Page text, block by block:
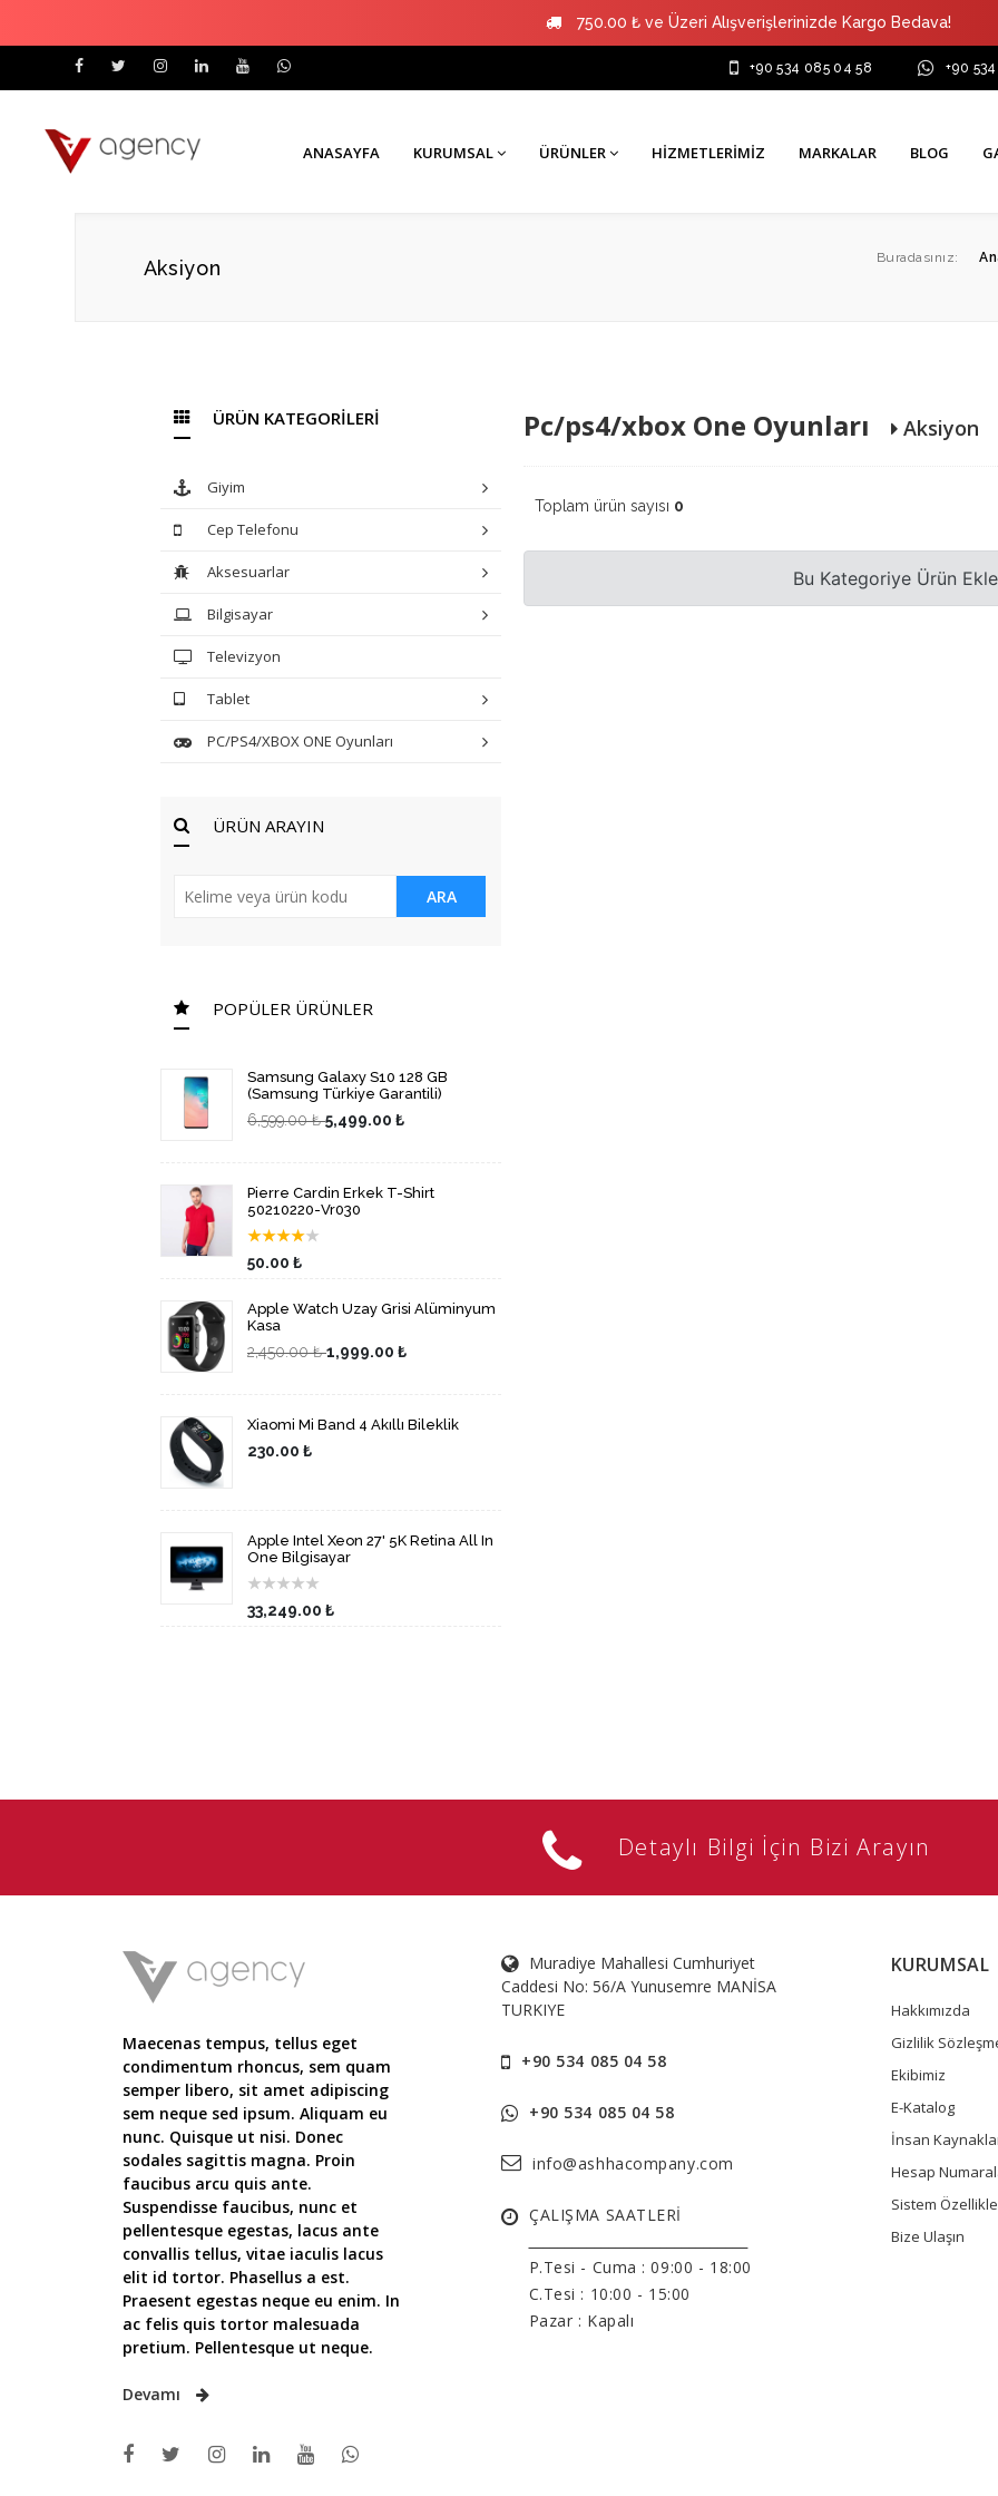
750.00 ₺ ve Üzeri Alışverişlerinizde Kargo Bedava!
+90 534 085 04 58 +90
ANASAYFA KURUMSAL ÜRÜNLER HIZMETLERIMIZ MARKALAR BLOG
Aksiyon Buradasınız:
ÜRÜN KATEGORİLERİ
Giyim
Cep Telefonu
Aksesuarlar
Bilgisayar
Televizyon
Tablet
PC/PS4/XBOX ONE Oyunları
ÜRÜN ARAYIN
ARA
POPÜLER ÜRÜNLER
Samsung Galaxy S10 128 GB
(Samsung Türkiye Garantili)
6,599.00 ₺5,499.00 ₺
Pierre Cardin Erkek T-Shirt
50210220-Vr030
★★★★★
50.00 ₺
Apple Watch Uzay Grisi Alüminyum
Kasa
2,450.00 ₺1,999.00 ₺
Xiaomi Mi Band 4 Akıllı Bileklik
230.00 ₺
Apple Intel Xeon 27' 5K Retina All In
One Bilgisayar
★★★★★
33,249.00 ₺
Pc/ps4/xbox One Oyunları Aksiyon
Toplam ürün sayısı 0
Bu Kategoriye Ürün
Detaylı Bilgi İçin Bizi Arayın
Maecenas tempus, tellus eget
condimentum rhoncus, sem quam
semper libero, sit amet adipiscing
sem neque sed ipsum. Aliquam eu
nunc. Quisque ut nisi. Donec
sodales sagittis magna. Proin
faucibus arcu quis ante.
Suspendisse faucibus, nunc et
pellentesque egestas, lacus ante
convallis tellus, vitae iaculis lacus
elit id tortor. Phasellus a est.
Praesent egestas neque eu enim. In
ac felis quis tortor malesuada
pretium. Pellentesque ut neque.
Devamı
Muradiye Mahallesi Cumhuriyet
Caddesi No: 56/A Yunusemre MANİSA
TURKIYE
+90 534 085 04 58
+90 534 085 04 58
info@ashhacompany.com
ÇALIŞMA SAATLERİ
P.Tesi - Cuma : 09:00 - 18:00
C.Tesi : 10:00 - 15:00
Pazar : Kapalı
KURUMSAL
Hakkımızda
Gizlilik
Ekibimiz
E-Katalog
İnsan
Hesap
Sistem
Bize Ulaşın